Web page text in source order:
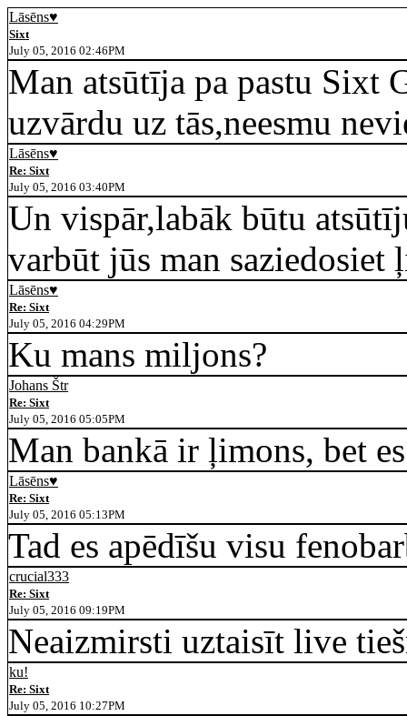
Lāsēns♥
Sixt
July 05, 2016 02:46PM
Man atsūtīja pa pastu Sixt
uzvārdu uz tās,neesmu
Lāsēns♥
Re: Sixt
July 05, 2016 03:40PM
Un vispār,labāk būtu
varbūt jūs man saziedosiet
Lāsēns♥
Re: Sixt
July 05, 2016 04:29PM
Ku mans miljons?
Johans Štr
Re: Sixt
July 05, 2016 05:05PM
Man bankā ir ļimons, bet
Lāsēns♥
Re: Sixt
July 05, 2016 05:13PM
Tad es apēdīšu visu
crucial333
Re: Sixt
July 05, 2016 09:19PM
Neaizmirsti uztaisīt live
ku!
Re: Sixt
July 05, 2016 10:27PM